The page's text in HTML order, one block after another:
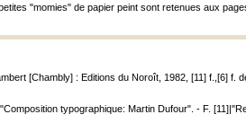
"momies" de papier peint sont retenues aux
[Chambly] : Editions du Noroît, 1982, [11] f.,[6] f.
typographique: Martin Dufour". - F.